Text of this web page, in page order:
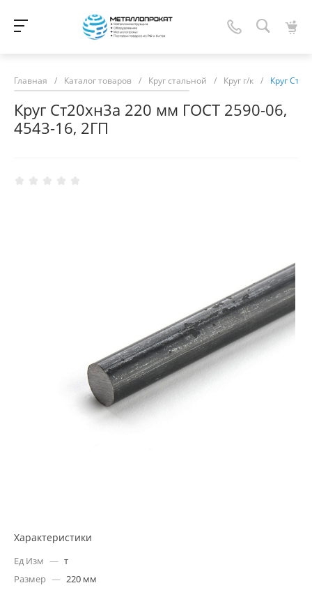
Главная / Каталог товаров / Круг стальной / Круг г/к / Круг
Круг Ст20хн3а 220 мм ГОСТ 2590-06,
4543-16, 2ГП
Характеристики
Ед Изм — т
Размер — 220 мм